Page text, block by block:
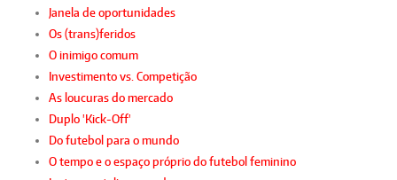
Janela de oportunidades
Os (trans)feridos
O inimigo comum
Investimento vs. Competição
As loucuras do mercado
Duplo 'Kick-Off'
Do futebol para o mundo
O tempo e o espaço próprio do futebol feminino